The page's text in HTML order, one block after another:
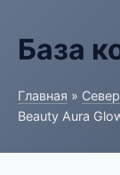
База
Главная »
Beauty Aura